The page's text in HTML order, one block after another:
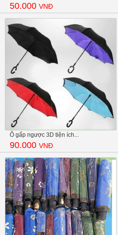
50.000 VNĐ
Ô gấp ngược 3D tiện ích...
90.000 VNĐ